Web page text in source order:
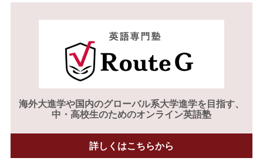
海外大進学や国内のグローバル系大学進学を目指す、
中・高校生のためのオンライン英語塾
詳しくはこちらから